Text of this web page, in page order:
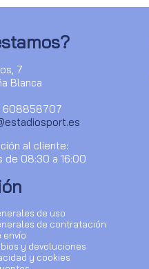
7
Blanca
608858707
al cliente:
de 08:30 a 16:00
de uso
de contratación
envío
y devoluciones
y cookies